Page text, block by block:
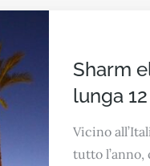
Sharm
lunga
Vicino
tutto